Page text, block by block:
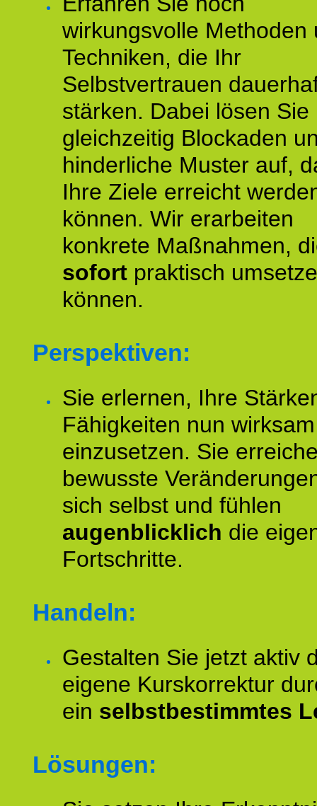
wirkungsvolle Methoden
Techniken, die Ihr
Selbstvertrauen
stärken. Dabei lösen Sie
gleichzeitig Blockaden
hinderliche Muster auf,
Ihre Ziele erreicht
können. Wir erarbeiten
konkrete Maßnahmen,
sofort praktisch
können.
Perspektiven:
Sie erlernen, Ihre
Fähigkeiten nun wirksam
einzusetzen. Sie
bewusste
sich selbst und fühlen
augenblicklich die
Fortschritte.
Handeln:
Gestalten Sie jetzt aktiv
eigene Kurskorrektur
ein selbstbestimmtes
Lösungen: